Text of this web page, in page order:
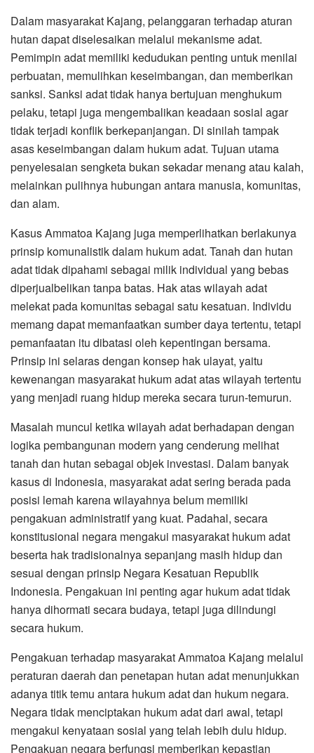
Dalam masyarakat Kajang, pelanggaran terhadap aturan
hutan dapat diselesaikan melalui mekanisme adat.
Pemimpin adat memiliki kedudukan penting untuk menilai
perbuatan, memulihkan keseimbangan, dan memberikan
sanksi. Sanksi adat tidak hanya bertujuan menghukum
pelaku, tetapi juga mengembalikan keadaan sosial agar
tidak terjadi konflik berkepanjangan. Di sinilah tampak
asas keseimbangan dalam hukum adat. Tujuan utama
penyelesaian sengketa bukan sekadar menang atau kalah,
melainkan pulihnya hubungan antara manusia, komunitas,
dan alam.
Kasus Ammatoa Kajang juga memperlihatkan berlakunya
prinsip komunalistik dalam hukum adat. Tanah dan hutan
adat tidak dipahami sebagai milik individual yang bebas
diperjualbelikan tanpa batas. Hak atas wilayah adat
melekat pada komunitas sebagai satu kesatuan. Individu
memang dapat memanfaatkan sumber daya tertentu, tetapi
pemanfaatan itu dibatasi oleh kepentingan bersama.
Prinsip ini selaras dengan konsep hak ulayat, yaitu
kewenangan masyarakat hukum adat atas wilayah tertentu
yang menjadi ruang hidup mereka secara turun-temurun.
Masalah muncul ketika wilayah adat berhadapan dengan
logika pembangunan modern yang cenderung melihat
tanah dan hutan sebagai objek investasi. Dalam banyak
kasus di Indonesia, masyarakat adat sering berada pada
posisi lemah karena wilayahnya belum memiliki
pengakuan administratif yang kuat. Padahal, secara
konstitusional negara mengakui masyarakat hukum adat
beserta hak tradisionalnya sepanjang masih hidup dan
sesuai dengan prinsip Negara Kesatuan Republik
Indonesia. Pengakuan ini penting agar hukum adat tidak
hanya dihormati secara budaya, tetapi juga dilindungi
secara hukum.
Pengakuan terhadap masyarakat Ammatoa Kajang melalui
peraturan daerah dan penetapan hutan adat menunjukkan
adanya titik temu antara hukum adat dan hukum negara.
Negara tidak menciptakan hukum adat dari awal, tetapi
mengakui kenyataan sosial yang telah lebih dulu hidup.
Pengakuan negara berfungsi memberikan kepastian